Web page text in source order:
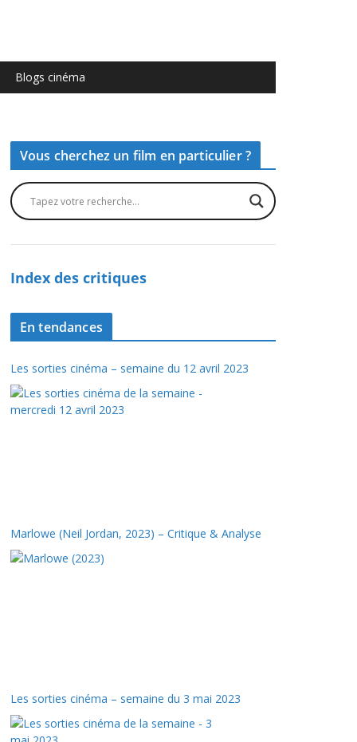
Blogs cinéma
Vous cherchez un film en particulier ?
Index des critiques
En tendances
Les sorties cinéma – semaine du 12 avril 2023
Marlowe (Neil Jordan, 2023) – Critique & Analyse
Les sorties cinéma – semaine du 3 mai 2023